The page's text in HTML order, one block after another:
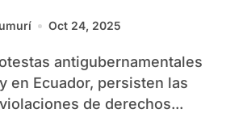
Oct 24, 2025
en Ecuador, persisten las
de derechos...